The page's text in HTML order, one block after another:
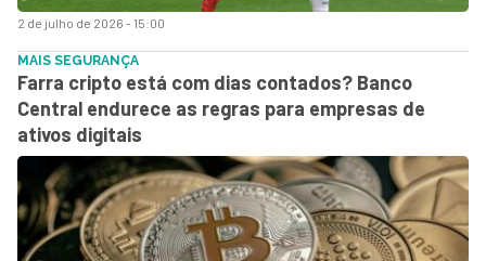
2 de julho de 2026 - 15:00
MAIS SEGURANÇA
Farra cripto está com dias contados? Banco
Central endurece as regras para empresas de
ativos digitais